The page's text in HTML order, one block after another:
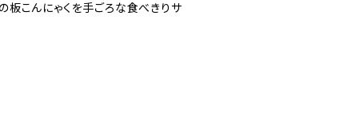
こんにゃくを手ごろな食べきりサ